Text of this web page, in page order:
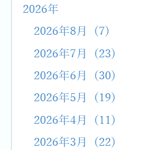
2026年
2026年8月 (7)
2026年7月 (23)
2026年6月 (30)
2026年5月 (19)
2026年4月 (11)
2026年3月 (22)